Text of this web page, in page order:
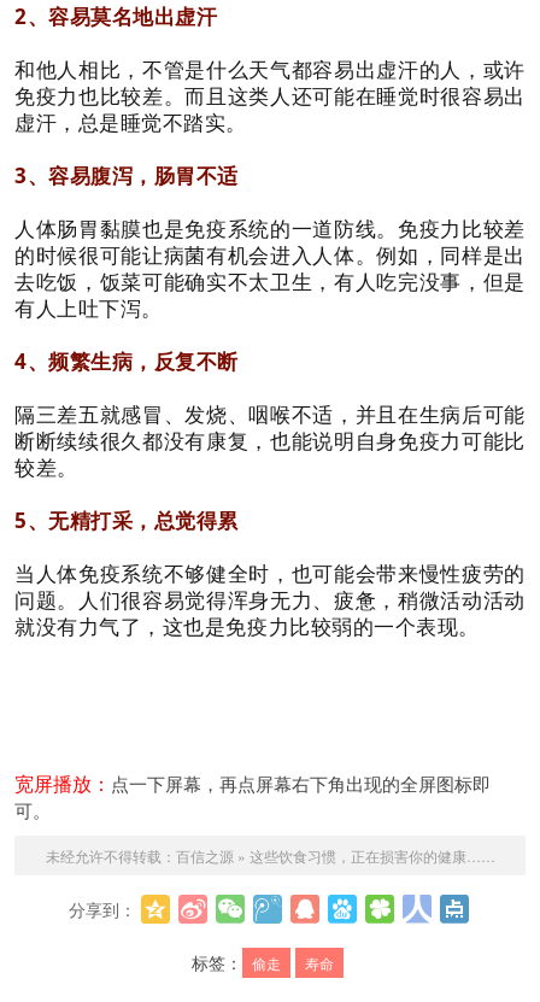
2、容易莫名地出虚汗
和他人相比，不管是什么天气都容易出虚汗的人，或许
免疫力也比较差。而且这类人还可能在睡觉时很容易出
虚汗，总是睡觉不踏实。
3、容易腹泻，肠胃不适
人体肠胃黏膜也是免疫系统的一道防线。免疫力比较差
的时候很可能让病菌有机会进入人体。例如，同样是出
去吃饭，饭菜可能确实不太卫生，有人吃完没事，但是
有人上吐下泻。
4、频繁生病，反复不断
隔三差五就感冒、发烧、咽喉不适，并且在生病后可能
断断续续很久都没有康复，也能说明自身免疫力可能比
较差。
5、无精打采，总觉得累
当人体免疫系统不够健全时，也可能会带来慢性疲劳的
问题。人们很容易觉得浑身无力、疲惫，稍微活动活动
就没有力气了，这也是免疫力比较弱的一个表现。
宽屏播放： 点一下屏幕，再点屏幕右下角出现的全屏图标即
可。
未经允许不得转载： 百信之源 » 这些饮食习惯，正在损害你的健康……
分享到：
标签：
偷走 寿命